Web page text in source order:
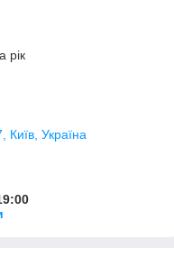
рік
Київ, Україна